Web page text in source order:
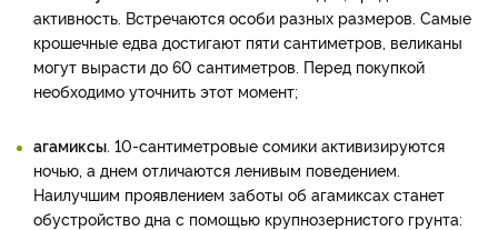
активность. Встречаются особи разных размеров. Самые
крошечные едва достигают пяти сантиметров, великаны
могут вырасти до 60 сантиметров. Перед покупкой
необходимо уточнить этот момент;
агамиксы. 10-сантиметровые сомики активизируются
ночью, а днем отличаются ленивым поведением.
Наилучшим проявлением заботы об агамиксах станет
обустройство дна с помощью крупнозернистого грунта: